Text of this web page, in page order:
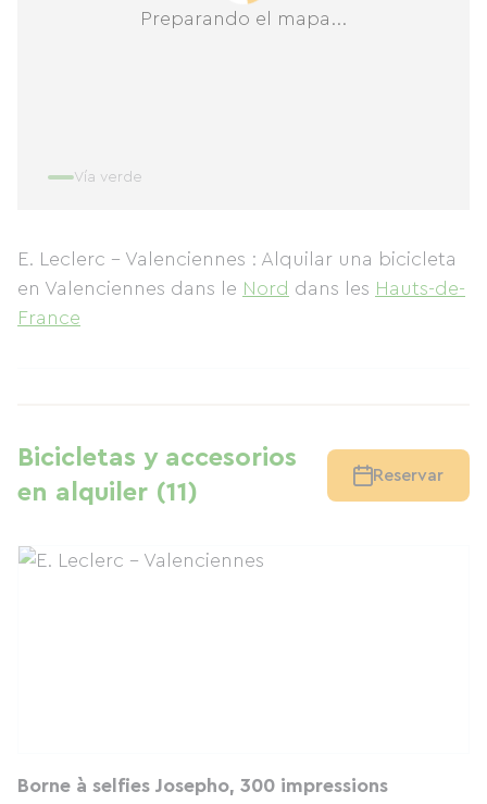
Preparando el mapa...
Vía verde
E. Leclerc - Valenciennes : Alquilar una bicicleta
en Valenciennes dans le Nord dans les Hauts-de-
France
Bicicletas y accesorios
en alquiler (11)
Reservar
Borne à selfies Josepho, 300 impressions